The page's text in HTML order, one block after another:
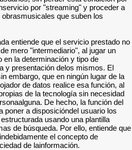
por "streaming" y proceder a
obrasmusicales que suben los
entiende que el servicio prestado no
mero "intermediario", al jugar un
en la determinación y tipo de
y presentación delos mismos. El
embargo, que en ningún lugar de la
de datos realice esa función, al
de la tecnología sin necesidad
De hecho, la función del
poner a disposicióndel usuario los
usando una plantilla
de búsqueda. Por ello, entiende que
el concepto de
de lainformación.